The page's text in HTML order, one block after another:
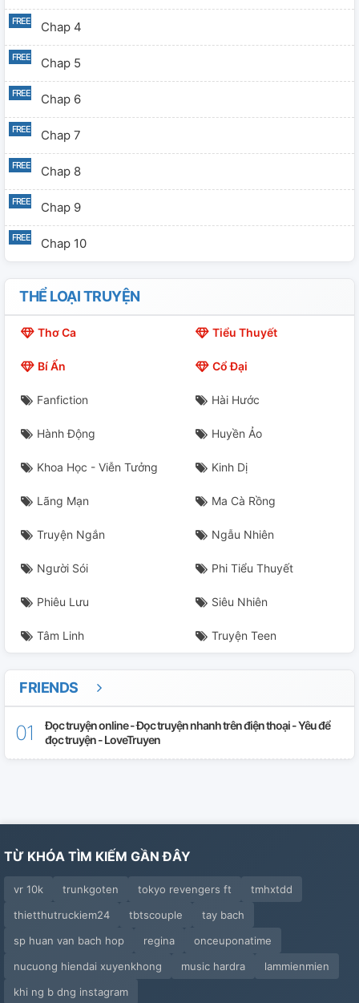
Chap 4
Chap 5
Chap 6
Chap 7
Chap 8
Chap 9
Chap 10
THỂ LOẠI TRUYỆN
Thơ Ca Tiểu Thuyết
Bí Ẩn Cổ Đại
Fanfiction Hài Hước
Hành Động Huyền Ảo
Khoa Học - Viễn Tưởng Kinh Dị
Lãng Mạn Ma Cà Rồng
Truyện Ngắn Ngẫu Nhiên
Người Sói Phi Tiểu Thuyết
Phiêu Lưu Siêu Nhiên
Tâm Linh Truyện Teen
FRIENDS
Đọc truyện online - Đọc truyện nhanh trên điện thoại - Yêu để
đọc truyện - LoveTruyen
TỪ KHÓA TÌM KIẾM GẦN ĐÂY
vr 10k trunkgoten tokyo revengers ft
tmhxtdd
thietthutruckiem24
tbtscouple
tay bach
sp huan van bach hop
regina
onceuponatime
nucuong hiendai xuyenkhong
music hardra
lammienmien
khi ng b dng instagram